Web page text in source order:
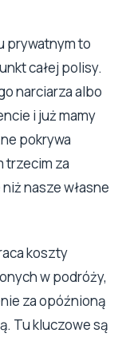
prywatnym to
całej polisy.
narciarza albo
i już mamy
pokrywa
trzecim za
nasze własne
koszty
w podróży,
za opóźnioną
Tu kluczowe są